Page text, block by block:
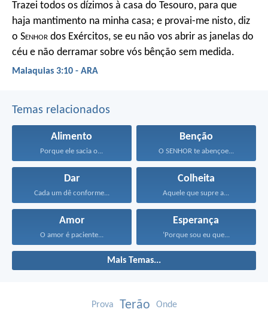
Trazei todos os dízimos à casa do Tesouro, para que
haja mantimento na minha casa; e provai-me nisto, diz
o Senhor dos Exércitos, se eu não vos abrir as janelas do
céu e não derramar sobre vós bênção sem medida.
Malaquias 3:10 - ARA
Temas relacionados
Alimento
Porque ele sacia o...
Benção
O SENHOR te abençoe...
Dar
Cada um dê conforme...
Colheita
Aquele que supre a...
Amor
O amor é paciente...
Esperança
‘Porque sou eu que...
Mais Temas...
Prova Terão Onde